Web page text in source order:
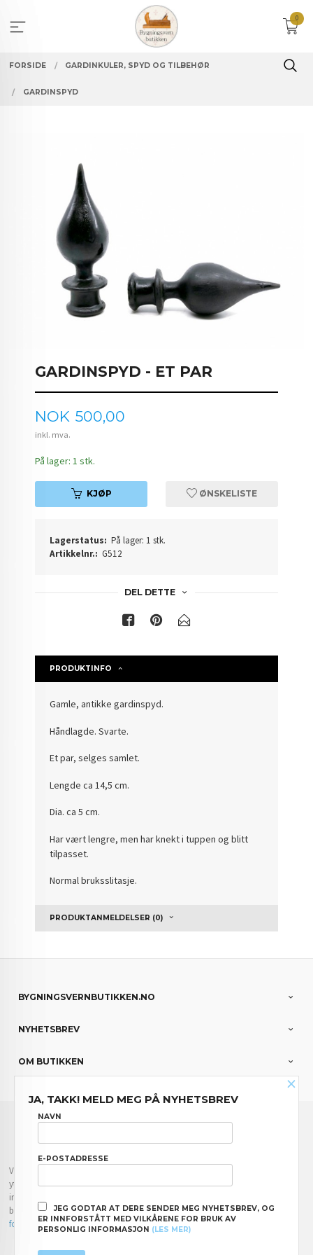
innholdet
0
FORSIDE GARDINKULER, SPYD OG TILBEHØR
GARDINSPYD
GARDINSPYD - ET PAR
Pris
NOK 500,00
inkl. mva.
På lager: 1 stk.
KJØP ØNSKELISTE
Lagerstatus: På lager: 1 stk.
Artikkelnr.: G512
DEL DETTE
PRODUKTINFO
Gamle, antikke gardinspyd.
Håndlagde. Svarte.
Et par, selges samlet.
Lengde ca 14,5 cm.
Dia. ca 5 cm.
Har vært lengre, men har knekt i tuppen og blitt
tilpasset.
Normal bruksslitasje.
PRODUKTANMELDELSER (0)
BYGNINGSVERNBUTIKKEN.NO
NYHETSBREV
OM BUTIKKEN
FRAKT
Vår nettbutikk bruker cookies slik at du får en bedre kjøpsopplevelse og vi kan
yte deg bedre service. Vi bruker cookies hovedsaklig til å lagre
innloggingsdetaljer og huske hva du har puttet i handlekurven din. Fortsett å
bruke siden som normalt om du godtar dette.Les merellerendre innstillinger
for cookies.
×
JA, TAKK! MELD MEG PÅ NYHETSBREV
NAVN
E-POSTADRESSE
JEG GODTAR AT DERE SENDER MEG NYHETSBREV, OG
ER INNFORSTÅTT MED VILKÅRENE FOR BRUK AV
PERSONLIG INFORMASJON (LES MER)